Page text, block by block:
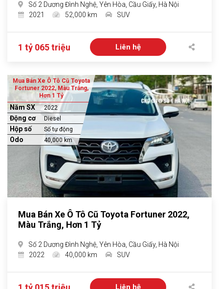
Số 2 Dương Đình Nghệ, Yên Hòa, Cầu Giấy, Hà Nội
2021
52,000 km SUV
1 tỷ 065 triệu Liên hệ
Mua Bán Xe Ô Tô Cũ Toyota
Fortuner 2022, Màu Trắng,
Hơn 1 Tỷ
Năm SX 2022
Động cơ Diesel
Hộp số Số tự động
Odo 40,000 km
Mua Bán Xe Ô Tô Cũ Toyota Fortuner 2022,
Màu Trắng, Hơn 1 Tỷ
Số 2 Dương Đình Nghệ, Yên Hòa, Cầu Giấy, Hà Nội
2022
40,000 km SUV
Liên hệ